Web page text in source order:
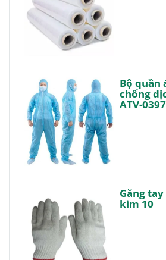
Bộ quần
chống
ATV-
Găng
kim 10